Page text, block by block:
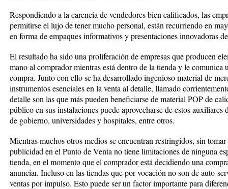
Respondiendo a la carencia de vendedores bien calificados, las
permitirse el lujo de tener mucho personal, están recurriendo en
en forma de empaques informativos y presentaciones innovadoras
El resultado ha sido una proliferación de empresas que producen
mano al comprador mientras está dentro de la tienda y le comunica
compra. Junto con ello se ha desarrollado ingenioso material de
instrumentos esenciales en la venta al detalle, llamado
detalle son las que más pueden beneficiarse de material POP de
público en sus instalaciones puede aprovecharse de estos
de gobierno, universidades y hospitales, entre otros.
Mientras muchos otros medios se encuentran restringidos, sin
publicidad en el Punto de Venta no tiene limitaciones de ninguna
tienda, en el momento que el comprador está decidiendo una
anunciar. Incluso en las tiendas que por vocación no son de auto-
ventas por impulso. Esto puede ser un factor importante para